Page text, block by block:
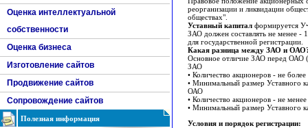
Оценка интеллектуальной
собственности
Оценка бизнеса
Изготовление сайтов
Продвижение сайтов
Сопровождение сайтов
Полезная информация
реорганизации и ликвидации
обществах".
Уставный капитал формируется
ЗАО должен составлять не менее
для государственной регистрации.
Какая разница между ЗАО и
Основное отличие ЗАО перед ОАО
ЗАО
• Количество акционеров - не
• Минимальный размер Уставного
ОАО
• Количество акционеров - не
• Минимальный размер Уставного
Условия и порядок регистрации: